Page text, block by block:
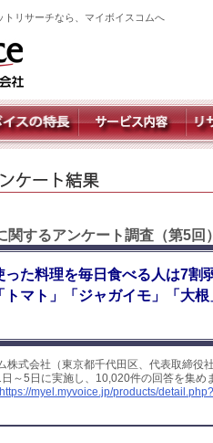
トリサーチなら、マイボイスコムへ
関するアンケート調査（第5回
った料理を毎日食べる人は7割
トマト」「ジャガイモ」「大
株式会社（東京都千代田区、代表取締
～5日に実施し、10,020件の回答を集め
https://myel.myvoice.jp/products/